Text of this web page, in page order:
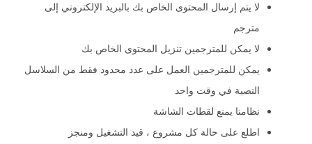
لا يتم إرسال المحتوى الخاص بك بالبريد الإلكتروني إلى
مترجم
لا يمكن للمترجمين تنزيل المحتوى الخاص بك
يمكن للمترجمين العمل على عدد محدود فقط من السلاسل
النصية في وقت واحد
نظامنا يمنع لقطات الشاشة
اطلع على حالة كل مشروع ، قيد التشغيل ومنجز